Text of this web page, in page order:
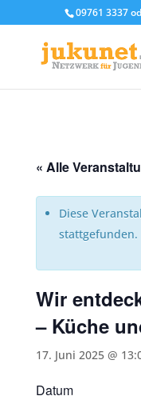
09761 3337
« Alle
Diese
stattgefunden.
Wir
– Küche
17. Juni 2025 @
Datum